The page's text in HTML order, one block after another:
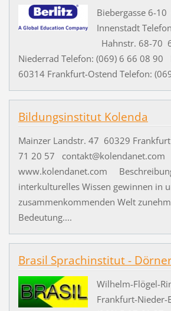
Biebergasse 6-
Innenstadt
Hahnstr. 68-70
Niederrad Telefon: (069) 6 66 08 90
60314 Frankfurt-Ostend Telefon:
Bildungsinstitut Kolenda
Mainzer Landstr. 47 60329
71 20 57 contakt@kolendanet.com
www.kolendanet.com
interkulturelles Wissen gewinnen in
zusammenkommenden Welt
Bedeutung....
Brasil Sprachinstitut -
Wilhelm-Flögel-
Frankfurt-